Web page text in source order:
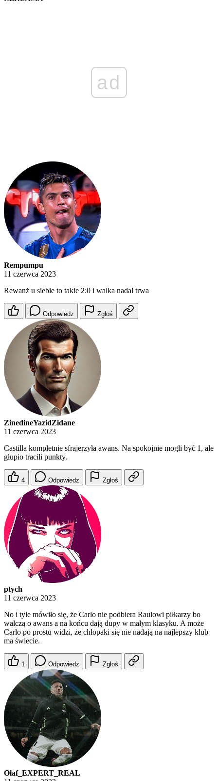
ad
Rempumpu
11 czerwca 2023
Rewanż u siebie to takie 2:0 i walka nadal trwa
Odpowiedz Zgłoś
ZinedineYazidZidane
11 czerwca 2023
Castilla kompletnie sfrajerzyła awans. Na spokojnie mogli być 1, ale
głupio tracili punkty.
4 Odpowiedz Zgłoś
ptych
11 czerwca 2023
No i tyle mówiło się, że Carlo nie podbiera Raulowi piłkarzy bo
walczą o awans a na końcu dają dupy w małym klasyku. A może
Carlo po prostu widzi, że chłopaki się nie nadają na najlepszy klub
ma świecie.
1 Odpowiedz Zgłoś
Olaf_EXPERT_REAL